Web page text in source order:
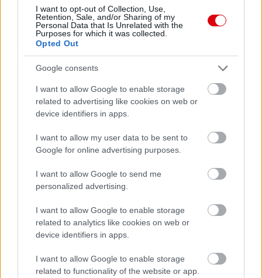
I want to opt-out of Collection, Use,
Retention, Sale, and/or Sharing of my
Personal Data that Is Unrelated with the
Purposes for which it was collected.
Opted Out
Google consents
I want to allow Google to enable storage
related to advertising like cookies on web or
device identifiers in apps.
I want to allow my user data to be sent to
Google for online advertising purposes.
I want to allow Google to send me
personalized advertising.
I want to allow Google to enable storage
related to analytics like cookies on web or
device identifiers in apps.
I want to allow Google to enable storage
related to functionality of the website or app.
Meccs Center
Paris Saint-Germainvs
Manchester United
Felkészülési szezon 4. mérkőzés
Nya Ullevi, Göteborg
2026-08-08 17:00
0 nap 1 óra 49 perc 25 másodperc
Leeds Unitedvs Manchester United2026-08-12 20:30
ELŐZŐ MÉRKŐZÉSEK
Támogatás